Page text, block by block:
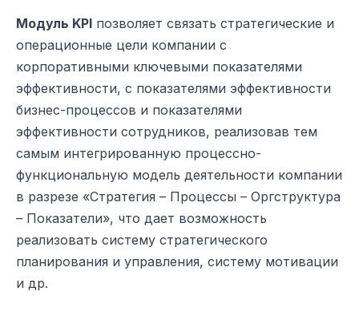
Модуль KPI позволяет связать стратегические и
операционные цели компании с
корпоративными ключевыми показателями
эффективности, с показателями эффективности
бизнес-процессов и показателями
эффективности сотрудников, реализовав тем
самым интегрированную процессно-
функциональную модель деятельности компании
в разрезе «Стратегия – Процессы – Оргструктура
– Показатели», что дает возможность
реализовать систему стратегического
планирования и управления, систему мотивации
и др.